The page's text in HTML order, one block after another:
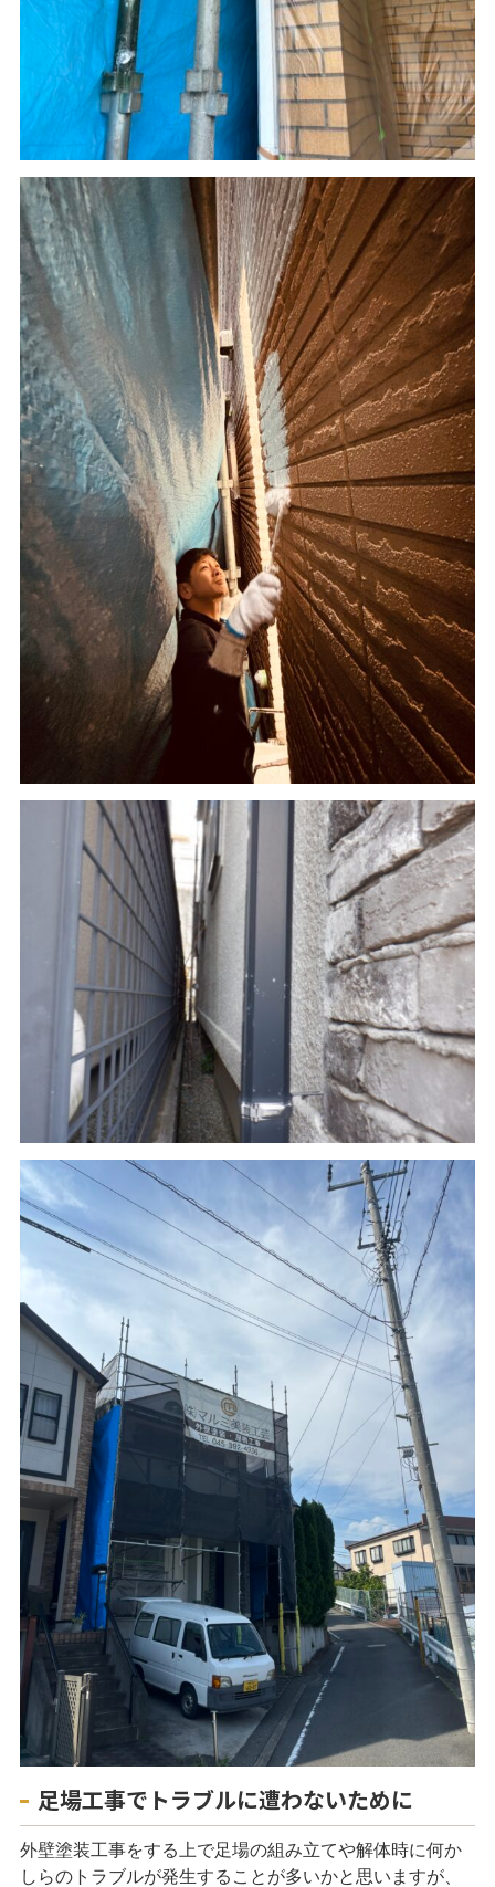
足場工事でトラブルに遭わないために
外壁塗装工事をする上で足場の組み立てや解体時に何か
しらのトラブルが発生することが多いかと思いますが、